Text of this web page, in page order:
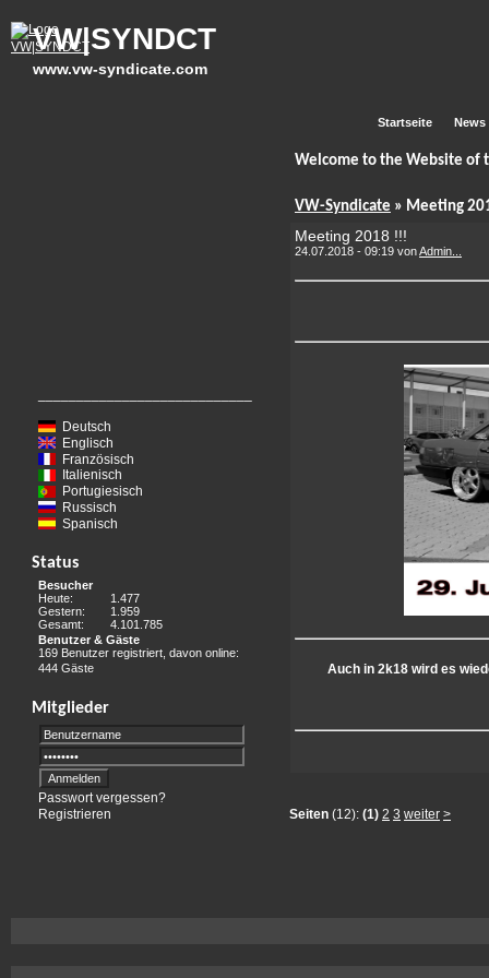
VW|SYNDCT
www.vw-syndicate.com
Startseite News
Deutsch
Englisch
Französisch
Italienisch
Portugiesisch
Russisch
Spanisch
Status
Besucher
Heute:
1.477
Gestern:
1.959
Gesamt:
4.101.785
Benutzer & Gäste
169 Benutzer registriert, davon online:
444 Gäste
Mitglieder
Passwort vergessen?
Registrieren
Welcome to the Website of
VW-Syndicate » Meeting
Meeting 2018 !!!
24.07.2018 - 09:19 vonAdmin...
Auch in 2k18 wird es
Seiten (12): (1) 2 3 weiter >